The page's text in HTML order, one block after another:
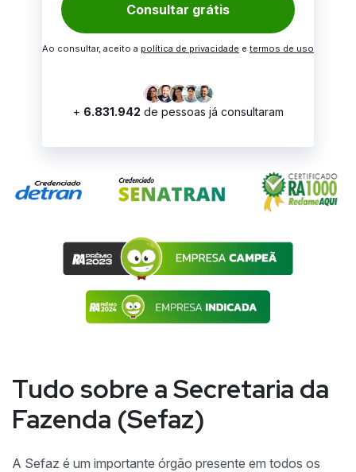
Consultar grátis
Ao consultar, aceito a política de privacidade e termos de uso
+ 6.831.942 de pessoas já consultaram
Tudo sobre a Secretaria da
Fazenda (Sefaz)
A Sefaz é um importante órgão presente em todos os